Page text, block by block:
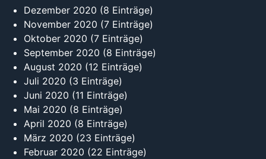
Dezember 2020 (8 Einträge)
November 2020 (7 Einträge)
Oktober 2020 (7 Einträge)
September 2020 (8 Einträge)
August 2020 (12 Einträge)
Juli 2020 (3 Einträge)
Juni 2020 (11 Einträge)
Mai 2020 (8 Einträge)
April 2020 (8 Einträge)
März 2020 (23 Einträge)
Februar 2020 (22 Einträge)